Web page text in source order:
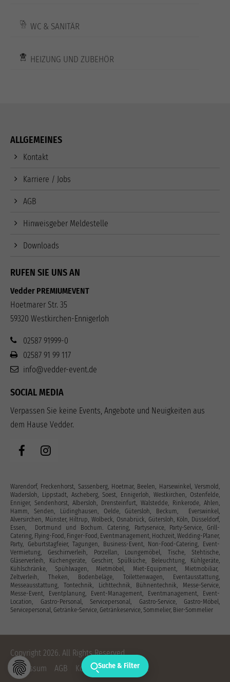
WC & SANITÄR
HEIZUNG UND ZUBEHÖR
ALLGEMEINES
Kontakt
Karriere / Jobs
AGB
Hinweisgeber Meldestelle
Downloads
RUFEN SIE UNS AN
Vedder PREMIUMEVENT
Hoetmarer Str. 35
59320 Westkirchen-Ennigerloh
02587 91999-0
02587 91 99 117
info@vedder-event.de
SOCIAL MEDIA
Verpassen Sie keine Events, Angebote und Neuigkeiten aus
dem Hause Vedder.
Warendorf, Freckenhorst, Sassenberg, Hoetmar, Beelen, Harsewinkel, Versmold,
Wadersloh, Lippstadt, Ascheberg, Soest, Ennigerloh, Westkirchen, Ostenfelde,
Enniger, Sendenhorst, Albersloh, Drensteinfurt, Walstedde, Rinkerode, Ahlen,
Hamm, Senden, Lüdinghausen, Oelde, Gütersloh, Beckum, Everswinkel,
Alversirchen, Münster, Hiltrup, Wolbeck, Osnabrück, Gütersloh, Köln, Düsseldorf,
Essen, Dortmund und Bochum. Catering, Partyservice, Party-Service, Grill-
Catering, Flying-Food, Finger-Food, Eventmanagement, Hochzeit, Wedding-Planer,
Party, Geburtstagfeier, Tagungen, Business-Event, Non-Food-Catering, Event-
Vermietung, Geschirrverleih, Porzellan, Loungemöbel, Tische, Stehtische,
Gläserverleih, Küchengeräte, Geschirr, Spülküche, Beleuchtung, Kühlgeräte,
Kühlschränke, Spühlwagen, Mietmöbel, Miet-Equipment, Mietmobiliar,
Zeltverleih, Theken, Bodenbeläge, Toilettenwagen, Eventausstattung‎,
Messeausstattung, Tontechnik, Lichttechnik, Bühnentechnik, Messe-Service,
Messe-Event, Eventplanung, Event-Management, Eventmanagement, Event-
Location, Gastro-Personal, Servicepersonal, Gastro-Service, Gastro-Möbel,
Servicepersonal, Getränke-Service, Getränkeservice, Sommelier, Bier-Sommelier
Copyright 2026. All Rights Reserved.
Impressum
AGB Kontakt Datenschutz
Suche & Filter